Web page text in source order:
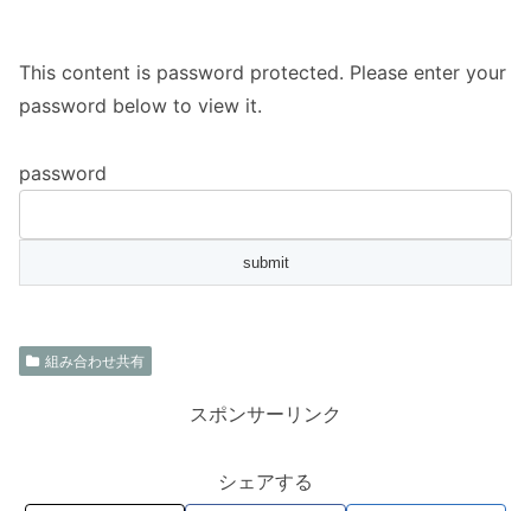
This content is password protected. Please enter your
password below to view it.
password
組み合わせ共有
スポンサーリンク
シェアする